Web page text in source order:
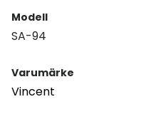
Modell
SA-94
Varumärke
Vincent